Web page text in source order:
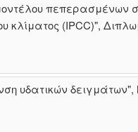
πεπερασμένων
κλίματος (IPCC)",
υδατικών